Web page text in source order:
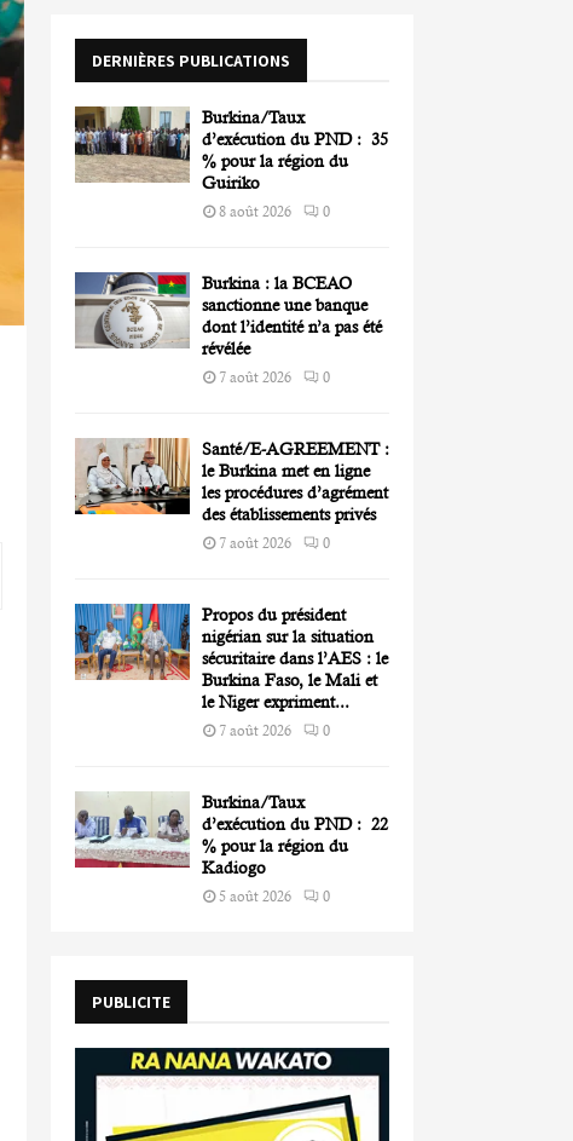
r
H
DERNIÈRES PUBLICATIONS
Burkina/Taux
d’exécution du PND : 35
% pour la région du
Guiriko
8 août 2026 0
Burkina : la BCEAO
sanctionne une banque
dont l’identité n’a pas été
révélée
7 août 2026 0
Santé/E-AGREEMENT :
le Burkina met en ligne
les procédures d’agrément
des établissements privés
7 août 2026 0
Propos du président
nigérian sur la situation
sécuritaire dans l’AES : le
Burkina Faso, le Mali et
le Niger expriment...
7 août 2026 0
Burkina/Taux
d’exécution du PND : 22
% pour la région du
Kadiogo
5 août 2026 0
PUBLICITE